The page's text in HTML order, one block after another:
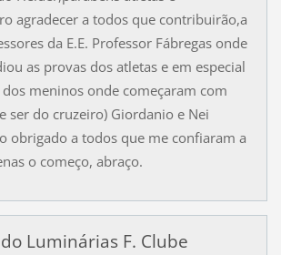
agradecer a todos que contribuirão,a
da E.E. Professor Fábregas onde
as provas dos atletas e em especial
meninos onde começaram com
ser do cruzeiro) Giordanio e Nei
obrigado a todos que me confiaram a
o começo, abraço.
Luminárias F. Clube